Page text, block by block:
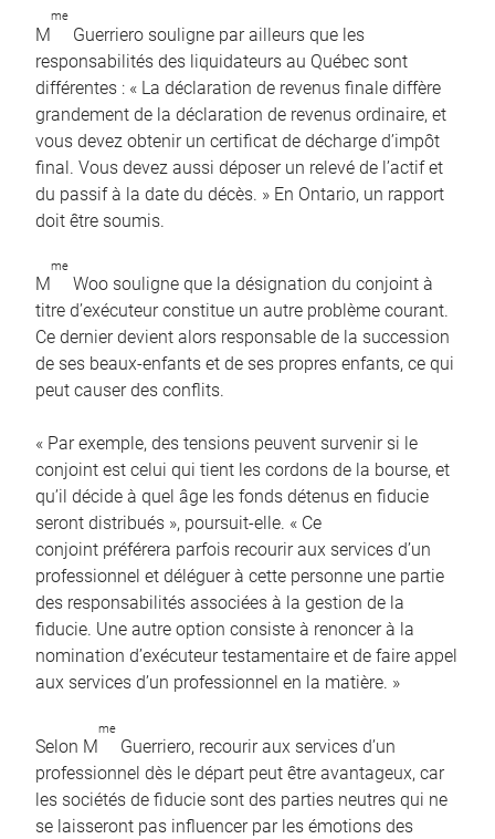
M
me
Guerriero souligne par ailleurs que les
responsabilités des liquidateurs au Québec sont
différentes : « La déclaration de revenus finale diffère
grandement de la déclaration de revenus ordinaire, et
vous devez obtenir un certificat de décharge d’impôt
final. Vous devez aussi déposer un relevé de l’actif et
du passif à la date du décès. » En Ontario, un rapport
doit être soumis.
M
me
Woo souligne que la désignation du conjoint à
titre d’exécuteur constitue un autre problème courant.
Ce dernier devient alors responsable de la succession
de ses beaux-enfants et de ses propres enfants, ce qui
peut causer des conflits.
« Par exemple, des tensions peuvent survenir si le
conjoint est celui qui tient les cordons de la bourse, et
qu’il décide à quel âge les fonds détenus en fiducie
seront distribués », poursuit-elle. « Ce
conjoint préférera parfois recourir aux services d’un
professionnel et déléguer à cette personne une partie
des responsabilités associées à la gestion de la
fiducie. Une autre option consiste à renoncer à la
nomination d’exécuteur testamentaire et de faire appel
aux services d’un professionnel en la matière. »
Selon M
me
Guerriero, recourir aux services d’un
professionnel dès le départ peut être avantageux, car
les sociétés de fiducie sont des parties neutres qui ne
se laisseront pas influencer par les émotions des